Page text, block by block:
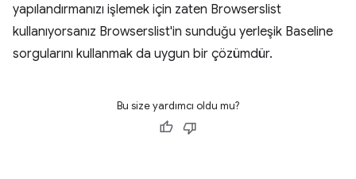
yapılandırmanızı işlemek için zaten Browserslist
kullanıyorsanız Browserslist'in sunduğu yerleşik Baseline
sorgularını kullanmak da uygun bir çözümdür.
Bu size yardımcı oldu mu?